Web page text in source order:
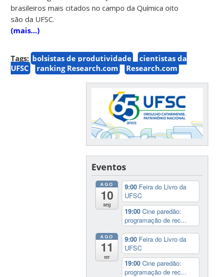
brasileiros mais citados no campo da Química oito
são da UFSC.
(mais…)
Tags: bolsistas de produtividade
cientistas da
UFSC
ranking Research.com Research.com
Eventos
AGO
10
seg
9:00 Feira do Livro da
UFSC
19:00Cine paredão:
programação de rec...
AGO
11
ter
9:00 Feira do Livro da
UFSC
19:00Cine paredão:
programação de rec...